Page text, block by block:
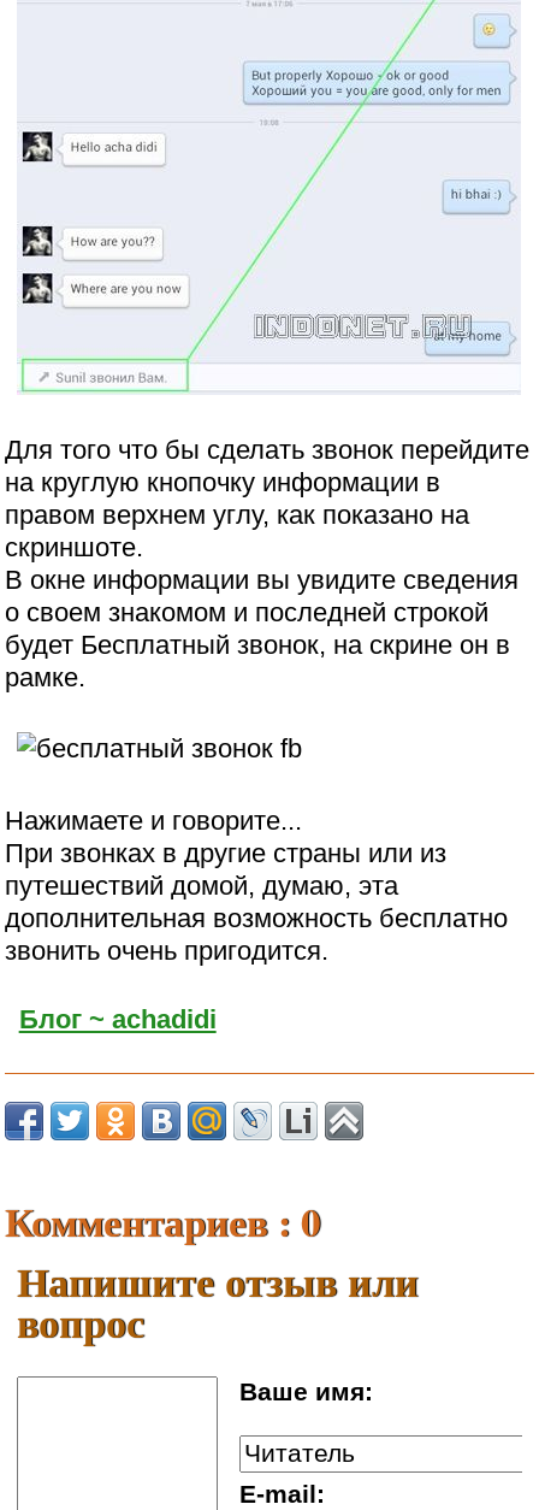
Для того что бы сделать звонок перейдите
на круглую кнопочку информации в
правом верхнем углу, как показано на
скриншоте.
В окне информации вы увидите сведения
о своем знакомом и последней строкой
будет Бесплатный звонок, на скрине он в
рамке.
Нажимаете и говорите...
При звонках в другие страны или из
путешествий домой, думаю, эта
дополнительная возможность бесплатно
звонить очень пригодится.
Блог ~ achadidi
Комментариев : 0
Напишите отзыв или
вопрос
Ваше имя:
E-mail: